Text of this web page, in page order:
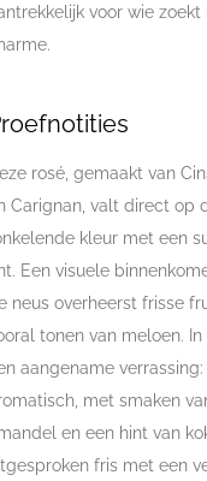
voor wie zoekt
rosé, gemaakt van
Carignan, valt direct op
kleur met een
Een visuele
neus overheerst frisse
tonen van meloen.
aangename
met smaken
en een hint van
fris met een